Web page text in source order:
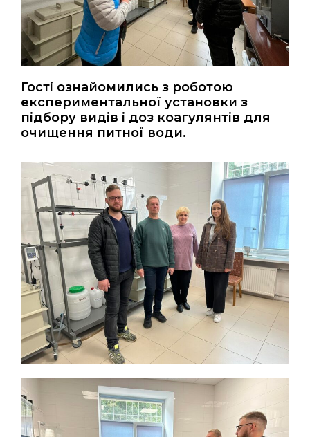
Гості ознайомились з роботою
експериментальної установки з
підбору видів і доз коагулянтів для
очищення питної води.